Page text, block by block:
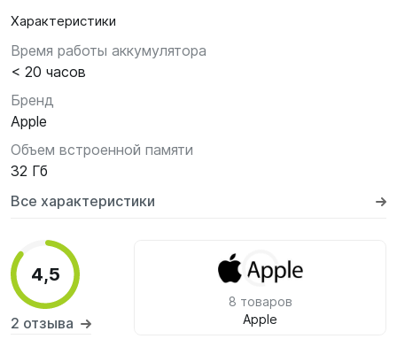
Характеристики
Время работы аккумулятора
< 20 часов
Бренд
Apple
Объем встроенной памяти
32 Гб
Все характеристики
4,5
2 отзыва
8 товаров
Apple